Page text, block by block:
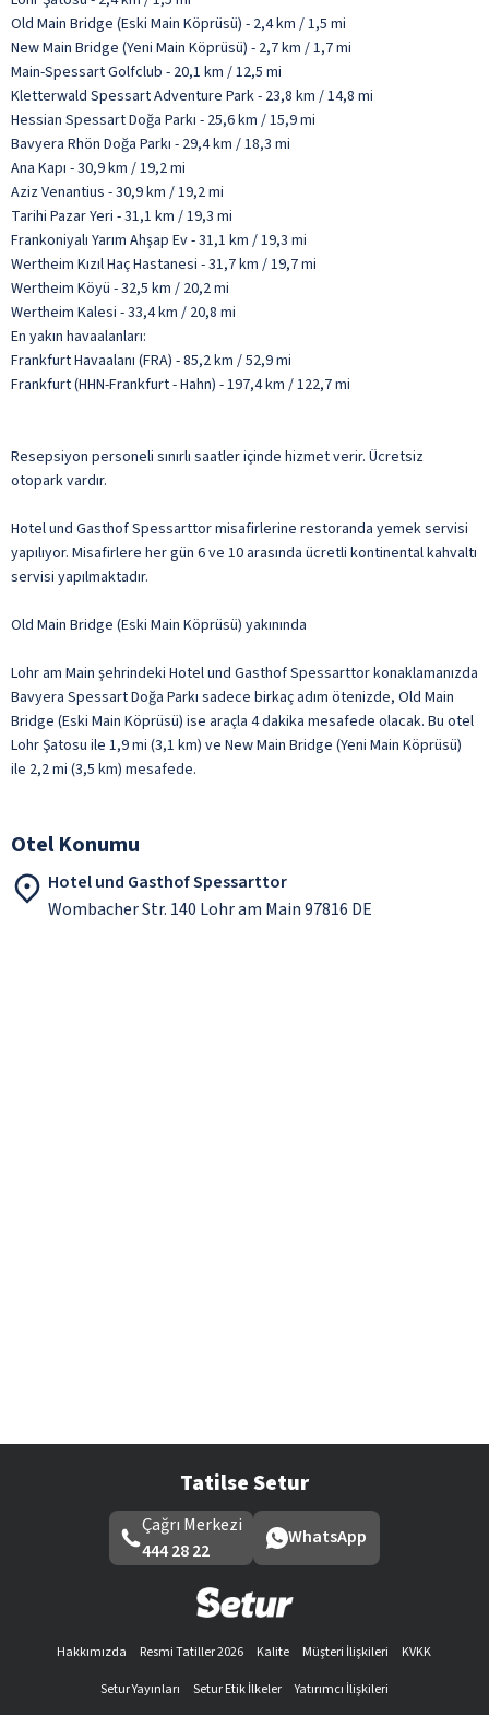
Old Main Bridge (Eski Main Köprüsü) - 2,4 km / 1,5 mi
New Main Bridge (Yeni Main Köprüsü) - 2,7 km / 1,7 mi
Main-Spessart Golfclub - 20,1 km / 12,5 mi
Kletterwald Spessart Adventure Park - 23,8 km / 14,8 mi
Hessian Spessart Doğa Parkı - 25,6 km / 15,9 mi
Bavyera Rhön Doğa Parkı - 29,4 km / 18,3 mi
Ana Kapı - 30,9 km / 19,2 mi
Aziz Venantius - 30,9 km / 19,2 mi
Tarihi Pazar Yeri - 31,1 km / 19,3 mi
Frankoniyalı Yarım Ahşap Ev - 31,1 km / 19,3 mi
Wertheim Kızıl Haç Hastanesi - 31,7 km / 19,7 mi
Wertheim Köyü - 32,5 km / 20,2 mi
Wertheim Kalesi - 33,4 km / 20,8 mi
En yakın havaalanları:
Frankfurt Havaalanı (FRA) - 85,2 km / 52,9 mi
Frankfurt (HHN-Frankfurt - Hahn) - 197,4 km / 122,7 mi
Resepsiyon personeli sınırlı saatler içinde hizmet verir. Ücretsiz
otopark vardır.
Hotel und Gasthof Spessarttor misafirlerine restoranda yemek servisi
yapılıyor. Misafirlere her gün 6 ve 10 arasında ücretli kontinental kahvaltı
servisi yapılmaktadır.
Old Main Bridge (Eski Main Köprüsü) yakınında
Lohr am Main şehrindeki Hotel und Gasthof Spessarttor konaklamanızda
Bavyera Spessart Doğa Parkı sadece birkaç adım ötenizde, Old Main
Bridge (Eski Main Köprüsü) ise araçla 4 dakika mesafede olacak. Bu otel
Lohr Şatosu ile 1,9 mi (3,1 km) ve New Main Bridge (Yeni Main Köprüsü)
ile 2,2 mi (3,5 km) mesafede.
Otel Konumu
Hotel und Gasthof Spessarttor
Wombacher Str. 140 Lohr am Main 97816 DE
Tatilse Setur
Çağrı Merkezi
444 28 22
WhatsApp
Hakkımızda Resmi Tatiller 2026 Kalite Müşteri İlişkileri
KVKK
Setur Yayınları
Setur Etik İlkeler
Yatırımcı İlişkileri